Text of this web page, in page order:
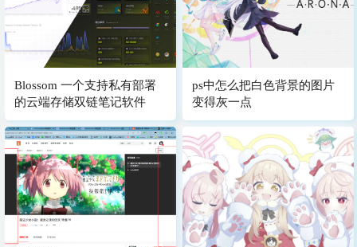
Blossom 一个支持私有部署
的云端存储双链笔记软件
ps中怎么把白色背景的图片
变得灰一点